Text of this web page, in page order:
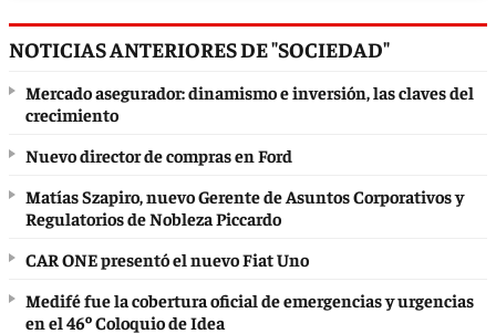
NOTICIAS ANTERIORES DE "SOCIEDAD"
Mercado asegurador: dinamismo e inversión, las claves del
crecimiento
Nuevo director de compras en Ford
Matías Szapiro, nuevo Gerente de Asuntos Corporativos y
Regulatorios de Nobleza Piccardo
CAR ONE presentó el nuevo Fiat Uno
Medifé fue la cobertura oficial de emergencias y urgencias
en el 46º Coloquio de Idea